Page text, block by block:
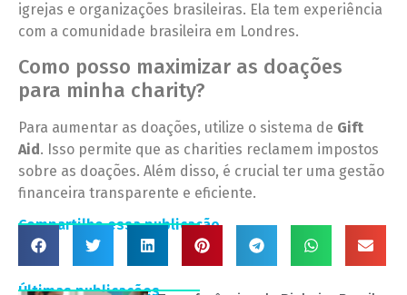
igrejas e organizações brasileiras. Ela tem experiência
com a comunidade brasileira em Londres.
Como posso maximizar as doações
para minha charity?
Para aumentar as doações, utilize o sistema de Gift
Aid . Isso permite que as charities reclamem impostos
sobre as doações. Além disso, é crucial ter uma gestão
financeira transparente e eficiente.
Compartilhe essa publicação
Últimas publicações